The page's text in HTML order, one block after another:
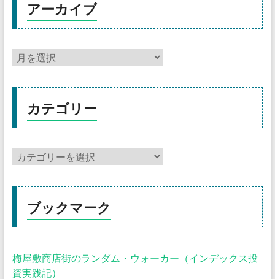
アーカイブ
カテゴリー
ブックマーク
梅屋敷商店街のランダム・ウォーカー（インデックス投
資実践記）